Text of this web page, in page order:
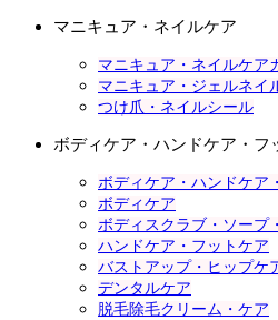
マニキュア・ネイルケア
マニキュア・ネイルケア
マニキュア・ジェルネイ
つけ爪・ネイルシール
ボディケア・ハンドケア・フ
ボディケア・ハンドケア
ボディケア
ボディスクラブ・ソープ
ハンドケア・フットケア
バストアップ・ヒップケ
デンタルケア
脱毛除毛クリーム・ケア